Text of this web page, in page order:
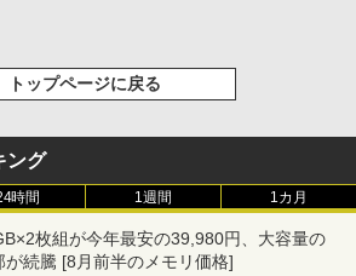
トップページに戻る
ング
時間 1週間 1カ月
枚組が今年最安の39,980円、大容量の
が続騰 [8月前半のメモリ価格]